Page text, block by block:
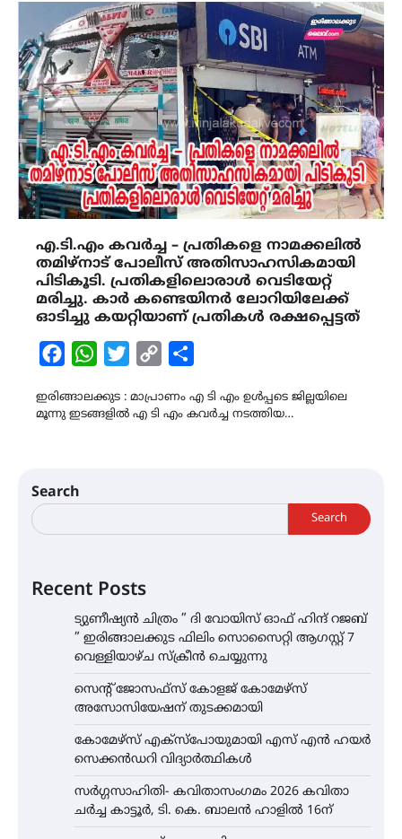
എ.ടി.എം കവർച്ച – പ്രതികളെ നാമക്കലില്‍
തമിഴ്‌നാട് പോലീസ് അതിസാഹസികമായി
പിടികൂടി. പ്രതികളിലൊരാള്‍ വെടിയേറ്റ്
മരിച്ചു. കാര്‍ കണ്ടെയിനര്‍ ലോറിയിലേക്ക്
ഓടിച്ചു കയറ്റിയാണ് പ്രതികള്‍ രക്ഷപ്പെട്ടത്
FacebookWhatsAppTwitterCopy
ഇരിങ്ങാലക്കുട : മാപ്രാണം എ ടി എം ഉൾപ്പടെ ജില്ലയിലെ
മൂന്നു ഇടങ്ങളിൽ എ ടി എം കവർച്ച നടത്തിയ…
Search
Search
Recent Posts
ട്യുണീഷ്യൻ ചിത്രം ” ദി വോയിസ് ഓഫ് ഹിന്ദ് റജബ്
” ഇരിങ്ങാലക്കുട ഫിലിം സൊസൈറ്റി ആഗസ്റ്റ് 7
വെള്ളിയാഴ്ച സ്‌ക്രീൻ ചെയ്യുന്നു
സെന്റ് ജോസഫ്സ് കോളജ് കോമേഴ്‌സ്
അസോസിയേഷന് തുടക്കമായി
കോമേഴ്സ് എക്സ്പോയുമായി എസ് എൻ ഹയർ
സെക്കൻഡറി വിദ്യാർത്ഥികൾ
സർഗ്ഗസാഹിതി- കവിതാസംഗമം 2026 കവിതാ
ചർച്ച കാട്ടൂർ, ടി. കെ. ബാലൻ ഹാളിൽ 16ന്